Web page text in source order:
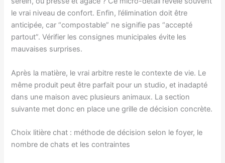
le vrai niveau de confort. Enfin, l’élimination doit être
anticipée, car “compostable” ne signifie pas “accepté
partout”. Vérifier les consignes municipales évite les
mauvaises surprises.
Après la matière, le vrai arbitre reste le contexte de vie. Le
même produit peut être parfait pour un studio, et inadapté
dans une maison avec plusieurs animaux. La section
suivante met donc en place une grille de décision concrète.
Choix litière chat : méthode de décision selon le foyer, le
nombre de chats et les contraintes